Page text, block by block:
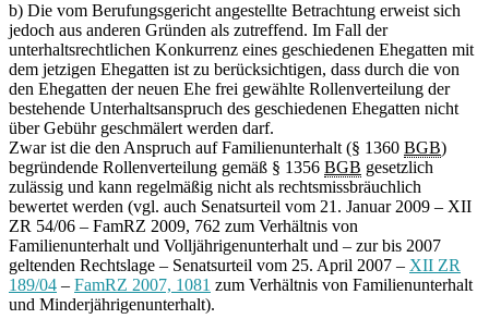
b) Die vom Berufungsgericht angestellte Betrachtung erweist sich
jedoch aus anderen Gründen als zutreffend. Im Fall der
unterhaltsrechtlichen Konkurrenz eines geschiedenen Ehegatten mit
dem jetzigen Ehegatten ist zu berücksichtigen, dass durch die von
den Ehegatten der neuen Ehe frei gewählte Rollenverteilung der
bestehende Unterhaltsanspruch des geschiedenen Ehegatten nicht
über Gebühr geschmälert werden darf.
Zwar ist die den Anspruch auf Familienunterhalt (§ 1360 BGB)
begründende Rollenverteilung gemäß § 1356 BGB gesetzlich
zulässig und kann regelmäßig nicht als rechtsmissbräuchlich
bewertet werden (vgl. auch Senatsurteil vom 21. Januar 2009 – XII
ZR 54/06 – FamRZ 2009, 762 zum Verhältnis von
Familienunterhalt und Volljährigenunterhalt und – zur bis 2007
geltenden Rechtslage – Senatsurteil vom 25. April 2007 – XII ZR
189/04 – FamRZ 2007, 1081 zum Verhältnis von Familienunterhalt
und Minderjährigenunterhalt).